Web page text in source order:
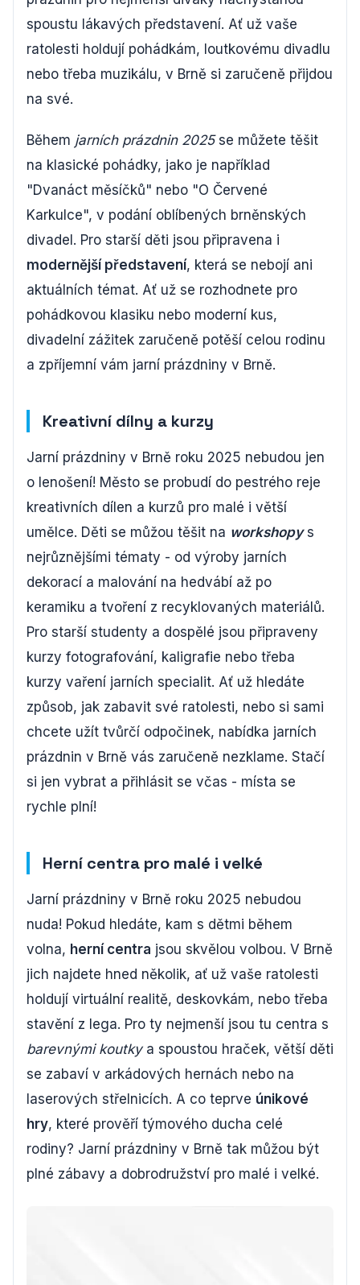
spoustu lákavých představení. Ať už vaše
ratolesti holdují pohádkám, loutkovému divadlu
nebo třeba muzikálu, v Brně si zaručeně přijdou
na své.
Během jarních prázdnin 2025se můžete těšit
na klasické pohádky, jako je například
"Dvanáct měsíčků" nebo "O Červené
Karkulce", v podání oblíbených brněnských
divadel. Pro starší děti jsou připravena i
modernější představení, která se nebojí ani
aktuálních témat. Ať už se rozhodnete pro
pohádkovou klasiku nebo moderní kus,
divadelní zážitek zaručeně potěší celou rodinu
a zpříjemní vám jarní prázdniny v Brně.
Kreativní dílny a kurzy
Jarní prázdniny v Brně roku 2025 nebudou jen
o lenošení! Město se probudí do pestrého reje
kreativních dílen a kurzů pro malé i větší
umělce. Děti se můžou těšit na workshopys
nejrůznějšími tématy - od výroby jarních
dekorací a malování na hedvábí až po
keramiku a tvoření z recyklovaných materiálů.
Pro starší studenty a dospělé jsou připraveny
kurzy fotografování, kaligrafie nebo třeba
kurzy vaření jarních specialit. Ať už hledáte
způsob, jak zabavit své ratolesti, nebo si sami
chcete užít tvůrčí odpočinek, nabídka jarních
prázdnin v Brně vás zaručeně nezklame. Stačí
si jen vybrat a přihlásit se včas - místa se
rychle plní!
Herní centra pro malé i velké
Jarní prázdniny v Brně roku 2025 nebudou
nuda! Pokud hledáte, kam s dětmi během
volna, herní centra jsou skvělou volbou. V Brně
jich najdete hned několik, ať už vaše ratolesti
holdují virtuální realitě, deskovkám, nebo třeba
stavění z lega. Pro ty nejmenší jsou tu centra s
barevnými koutkya spoustou hraček, větší děti
se zabaví v arkádových hernách nebo na
laserových střelnicích. A co teprve únikové
hry, které prověří týmového ducha celé
rodiny? Jarní prázdniny v Brně tak můžou být
plné zábavy a dobrodružství pro malé i velké.